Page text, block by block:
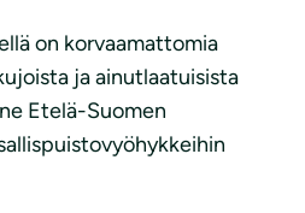
on korvaamattomia
ja ainutlaatuisista
Etelä-Suomen